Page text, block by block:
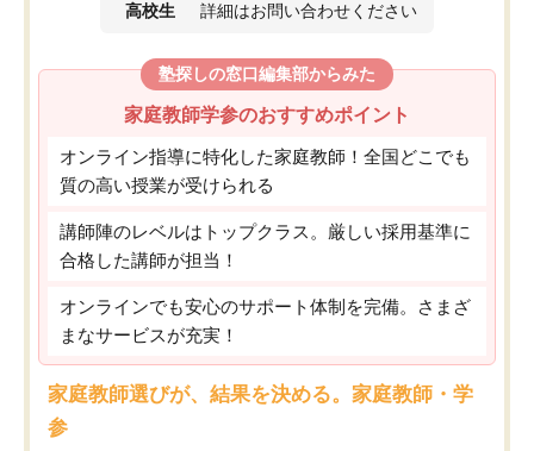
高校生 詳細はお問い合わせください
塾探しの窓口編集部からみた
家庭教師学参のおすすめポイント
オンライン指導に特化した家庭教師！全国どこでも
質の高い授業が受けられる
講師陣のレベルはトップクラス。厳しい採用基準に
合格した講師が担当！
オンラインでも安心のサポート体制を完備。さまざ
まなサービスが充実！
家庭教師選びが、結果を決める。家庭教師・学
参